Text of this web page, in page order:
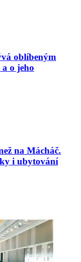
oblíbeným
o jeho
na Mácháč.
i ubytování